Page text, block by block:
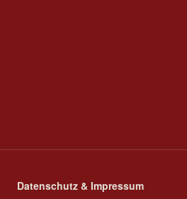
Datenschutz & Impressum